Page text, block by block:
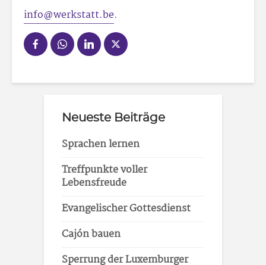
info@werkstatt.be.
Neueste Beiträge
Sprachen lernen
Treffpunkte voller
Lebensfreude
Evangelischer Gottesdienst
Cajón bauen
Sperrung der Luxemburger